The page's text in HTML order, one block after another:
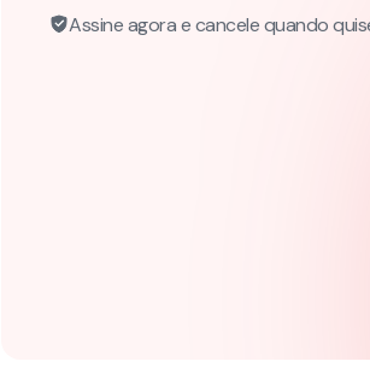
Assine agora e cancele quando